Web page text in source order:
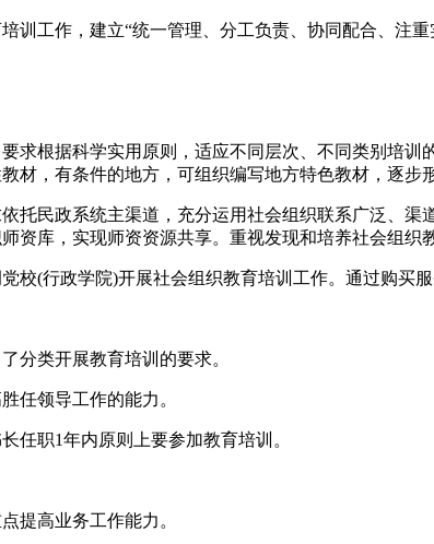
训工作，建立“统一管理、分工负责、协同配合、注
求根据科学实用原则，适应不同层次、不同类别培
材，有条件的地方，可组织编写地方特色教材，逐步
托民政系统主渠道，充分运用社会组织联系广泛、
资库，实现师资资源共享。重视发现和培养社会组织
校(行政学院)开展社会组织教育培训工作。通过购买
分类开展教育培训的要求。
任领导工作的能力。
任职1年内原则上要参加教育培训。
提高业务工作能力。